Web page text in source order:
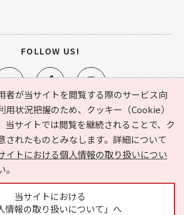
者が当サイトを閲覧する際のサービス向
用状況把握のため、クッキー（Cookie）
当サイトでは閲覧を継続されることで、ク
されたものとみなします。詳細について
イトにおける個人情報の取り扱いについ
当サイトにおける
情報の取り扱いについて」へ
ビタ）とは？ お気に入り
ヘルプ
人情報の取り扱いについて
運営会社
広告掲載に関するお問い合わせ
FOLLOW US!